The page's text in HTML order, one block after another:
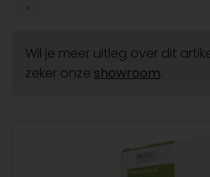
Wil je meer uitleg over dit
zeker onze showroom.